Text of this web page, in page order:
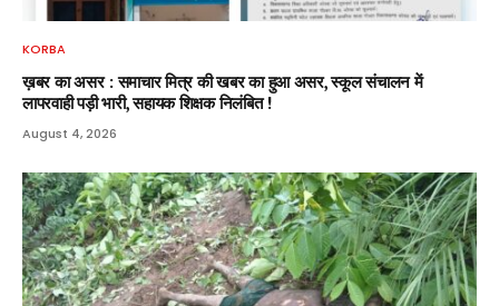
KORBA
ख़बर का असर : समाचार मित्र की खबर का हुआ असर, स्कूल संचालन में
लापरवाही पड़ी भारी, सहायक शिक्षक निलंबित !
August 4, 2026